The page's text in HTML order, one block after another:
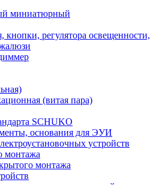
миниатюрный
регулятора освещенности,
(витая пара)
SCHUKO
основания для ЭУИ
устройств
монтажа
монтажа